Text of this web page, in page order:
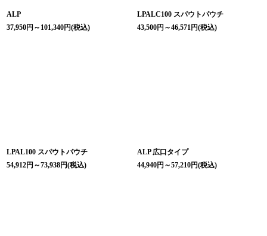
ALP
37,950円 ～101,340円(税込)
LPALC100 スパウトパウチ
43,500円 ～46,571円(税込)
LPAL100 スパウトパウチ
54,912円 ～73,938円(税込)
ALP 広口タイプ
44,940円 ～57,210円(税込)